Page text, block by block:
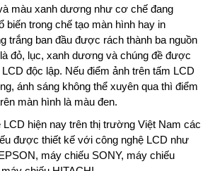
màu xanh dương như cơ chế đang
biến trong chế tạo màn hình hay in
trắng ban đầu được rách thành ba nguồn
đỏ, lục, xanh dương và chúng đề được
độc lập. Nếu điểm ảnh trên tấm LCD
ánh sáng không thể xuyên qua thì điểm
màn hình là màu đen.
LCD hiện nay trên thị trường Việt Nam các
được thiết kế với công nghệ LCD như
máy chiếu SONY, máy chiếu